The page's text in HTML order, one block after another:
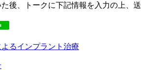
後、トークに下記情報を入力の上、送